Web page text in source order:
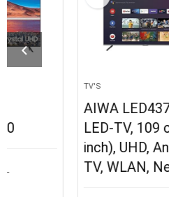
AIWA LED437UHD,
LED-TV, 109 cm (43
inch), UHD, Android
TV, WLAN, Netflix